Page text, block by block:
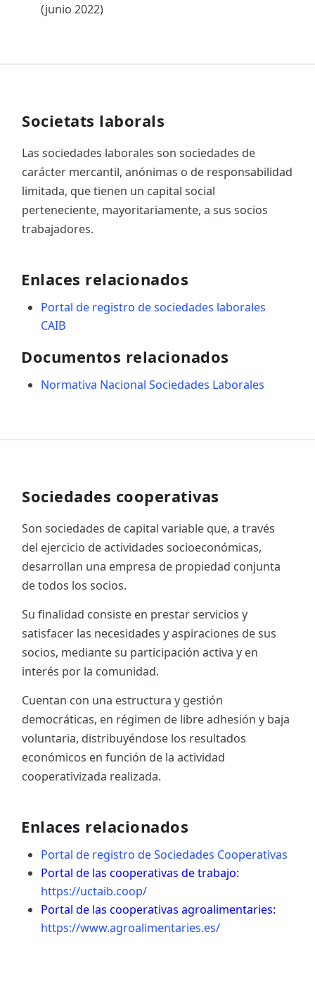
(junio 2022)
Societats laborals
Las sociedades laborales son sociedades de
carácter mercantil, anónimas o de responsabilidad
limitada, que tienen un capital social
perteneciente, mayoritariamente, a sus socios
trabajadores.
Enlaces relacionados
Portal de registro de sociedades laborales
CAIB
Documentos relacionados
Normativa Nacional Sociedades Laborales
Sociedades cooperativas
Son sociedades de capital variable que, a través
del ejercicio de actividades socioeconómicas,
desarrollan una empresa de propiedad conjunta
de todos los socios.
Su finalidad consiste en prestar servicios y
satisfacer las necesidades y aspiraciones de sus
socios, mediante su participación activa y en
interés por la comunidad.
Cuentan con una estructura y gestión
democráticas, en régimen de libre adhesión y baja
voluntaria, distribuyéndose los resultados
económicos en función de la actividad
cooperativizada realizada.
Enlaces relacionados
Portal de registro de Sociedades Cooperativas
Portal de las cooperativas de trabajo:
https://uctaib.coop/
Portal de las cooperativas agroalimentaries:
https://www.agroalimentaries.es/